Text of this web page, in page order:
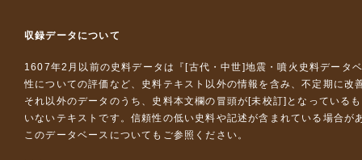
収録データについて
1607年2月以前の史料データは『 [古代・中世]地震・噴火史料データ
性についての評価など、史料テキスト以外の情報を含み、不定期に改
それ以外のデータのうち、史料本文欄の冒頭が[未校訂]となっている
いないテキストです。信頼性の低い史料や記述が含まれている場合が
このデータベースについて もご参照ください。